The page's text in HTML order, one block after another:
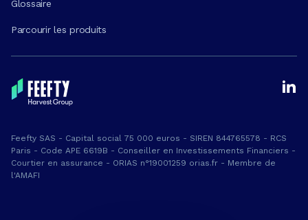
Glossaire
Parcourir les produits
Feefty SAS - Capital social 75 000 euros - SIREN 844765578 - RCS
Paris - Code APE 6619B - Conseiller en Investissements Financiers -
Courtier en assurance - ORIAS n°19001259 orias.fr - Membre de
l'AMAFI